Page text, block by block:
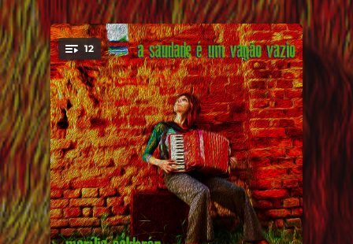
You're all set!
12
.